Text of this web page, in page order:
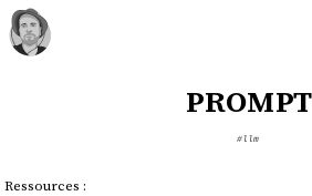
prompt
#llm
Ressources :